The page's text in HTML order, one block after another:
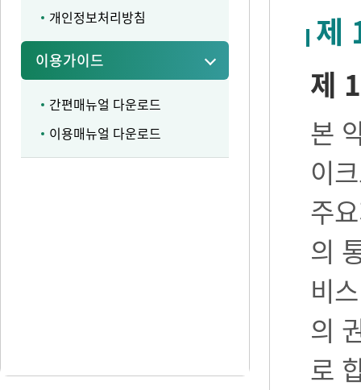
개인정보처리방침
이용가이드
간편매뉴얼 다운로드
이용매뉴얼 다운로드
제
제
본
이
주
의
비
의
로